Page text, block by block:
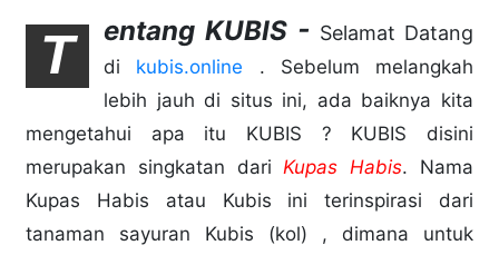
T entang KUBIS - Selamat Datang
di kubis.online . Sebelum melangkah
lebih jauh di situs ini, ada baiknya kita
mengetahui apa itu KUBIS ? KUBIS disini
merupakan singkatan dariKupas Habis. Nama
Kupas Habis atau Kubis ini terinspirasi dari
tanaman sayuran Kubis (kol) , dimana untuk